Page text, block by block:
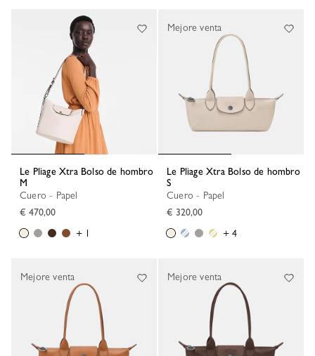
Le Pliage Xtra Bolso de hombro
M
Cuero - Papel
€ 470,00
+ 1
Le Pliage Xtra Bolso de hombro
S
Cuero - Papel
€ 320,00
+ 4
Mejore venta
Mejore venta Mejore venta